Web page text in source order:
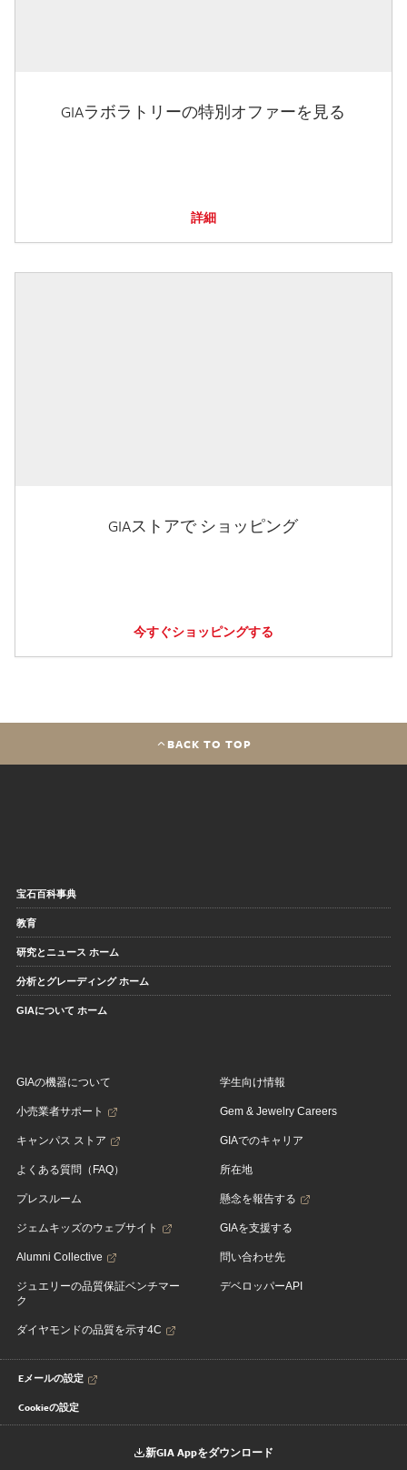
GIAラボラトリーの特別オファーを見る
詳細
GIAストアで ショッピング
今すぐショッピングする
BACK TO TOP
宝石百科事典
教育
研究とニュース ホーム
分析とグレーディング ホーム
GIAについて ホーム
GIAの機器について
小売業者サポート
キャンパス ストア
よくある質問（FAQ）
プレスルーム
ジェムキッズのウェブサイト
Alumni Collective
ジュエリーの品質保証ベンチマー
ク
ダイヤモンドの品質を示す4C
学生向け情報
Gem & Jewelry Careers
GIAでのキャリア
所在地
懸念を報告する
GIAを支援する
問い合わせ先
デベロッパーAPI
Eメールの設定
Cookieの設定
新GIA Appをダウンロード